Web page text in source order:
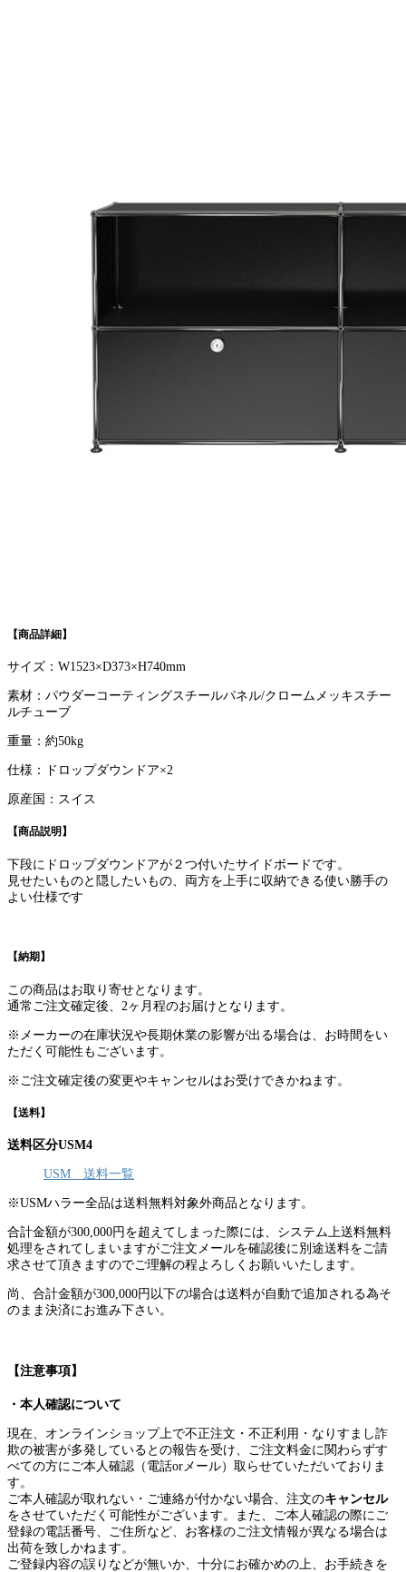
【商品詳細】
サイズ：W1523×D373×H740mm
素材：パウダーコーティングスチールパネル/クロームメッキスチー
ルチューブ
重量：約50kg
仕様：ドロップダウンドア×2
原産国：スイス
【商品説明】
下段にドロップダウンドアが２つ付いたサイドボードです。
見せたいものと隠したいもの、両方を上手に収納できる使い勝手の
よい仕様です
【納期】
この商品はお取り寄せとなります。
通常ご注文確定後、2ヶ月程のお届けとなります。
※メーカーの在庫状況や長期休業の影響が出る場合は、お時間をい
ただく可能性もございます。
※ご注文確定後の変更やキャンセルはお受けできかねます。
【送料】
送料区分USM4
USM 送料一覧
※USMハラー全品は送料無料対象外商品となります。
合計金額が300,000円を超えてしまった際には、システム上送料無料
処理をされてしまいますがご注文メールを確認後に別途送料をご請
求させて頂きますのでご理解の程よろしくお願いいたします。
尚、合計金額が300,000円以下の場合は送料が自動で追加される為そ
のまま決済にお進み下さい。
【注意事項】
・本人確認について
現在、オンラインショップ上で不正注文・不正利用・なりすまし詐
欺の被害が多発しているとの報告を受け、ご注文料金に関わらずす
べての方にご本人確認（電話orメール）取らせていただいておりま
す。
ご本人確認が取れない・ご連絡が付かない場合、注文のキャンセル
をさせていただく可能性がございます。また、ご本人確認の際にご
登録の電話番号、ご住所など、お客様のご注文情報が異なる場合は
出荷を致しかねます。
ご登録内容の誤りなどが無いか、十分にお確かめの上、お手続きを